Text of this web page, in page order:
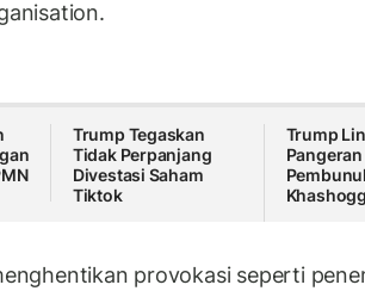
Trump Tegaskan
Tidak Perpanjang
Divestasi Saham
Tiktok
Trump
provokasi seperti